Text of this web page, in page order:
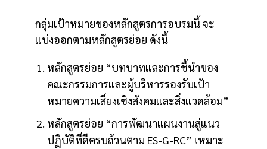
กลุ่มเป้าหมายของหลักสูตรการอบรมนี้ จะ
แบ่งออกตามหลักสูตรย่อย ดังนี้
หลักสูตรย่อย “บทบาทและการชี้นำของ
คณะกรรมการและผู้บริหารรองรับเป้า
หมายความเสี่ยงเชิงสังคมและสิ่งแวดล้อม”
หลักสูตรย่อย “การพัฒนาแผนงานสู่แนว
ปฏิบัติที่ดีครบถ้วนตาม ES-G-RC” เหมาะ